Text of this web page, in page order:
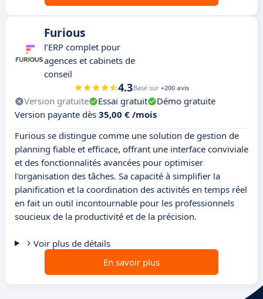
Furious
l’ERP complet pour
agences et cabinets de
conseil
4.3Basé sur +200 avis
Version gratuite Essai gratuit
Démo gratuite
Version payante dès 35,00 € /mois
Furious se distingue comme une solution de gestion de
planning fiable et efficace, offrant une interface conviviale
et des fonctionnalités avancées pour optimiser
l'organisation des tâches. Sa capacité à simplifier la
planification et la coordination des activités en temps réel
en fait un outil incontournable pour les professionnels
soucieux de la productivité et de la précision.
Voir plus de détails
En savoir plus